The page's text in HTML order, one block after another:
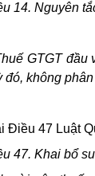
14. Nguyên
GTGT đầu
đó, không
Điều 47 Luật
47. Khai bổ